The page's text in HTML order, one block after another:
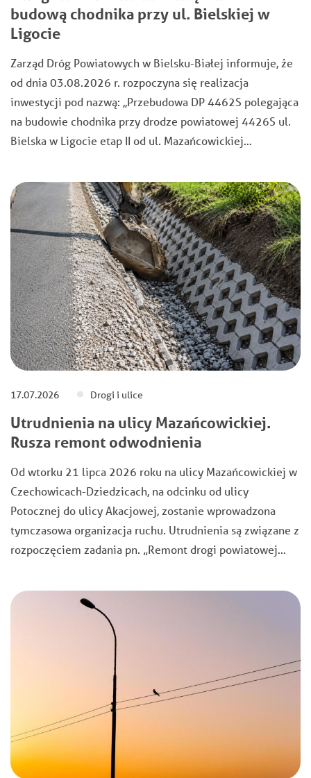
budową chodnika przy ul. Bielskiej w
Ligocie
Zarząd Dróg Powiatowych w Bielsku-Białej informuje, że
od dnia 03.08.2026 r. rozpoczyna się realizacja
inwestycji pod nazwą: ,,Przebudowa DP 4462S polegająca
na budowie chodnika przy drodze powiatowej 4426S ul.
Bielska w Ligocie etap II od ul. Mazańcowickiej…
17.07.2026 Drogi i ulice
Utrudnienia na ulicy Mazańcowickiej.
Rusza remont odwodnienia
Od wtorku 21 lipca 2026 roku na ulicy Mazańcowickiej w
Czechowicach-Dziedzicach, na odcinku od ulicy
Potocznej do ulicy Akacjowej, zostanie wprowadzona
tymczasowa organizacja ruchu. Utrudnienia są związane z
rozpoczęciem zadania pn. „Remont drogi powiatowej…